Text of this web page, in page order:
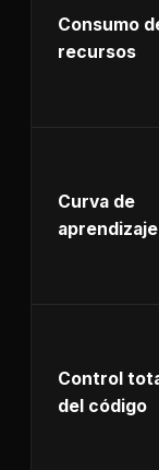
Consumo
recursos
Curva de
aprendizaje
Control
del código